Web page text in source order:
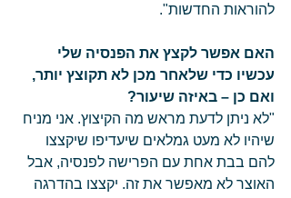
להוראות החדשות".
האם אפשר לקצץ את הפנסיה שלי
עכשיו כדי שלאחר מכן לא תקוצץ יותר,
ואם כן – באיזה שיעור?
"לא ניתן לדעת מראש מה הקיצוץ. אני מניח
שיהיו לא מעט גמלאים שיעדיפו שיקצצו
להם בבת אחת עם הפרישה לפנסיה, אבל
האוצר לא מאפשר את זה. יקצצו בהדרגה